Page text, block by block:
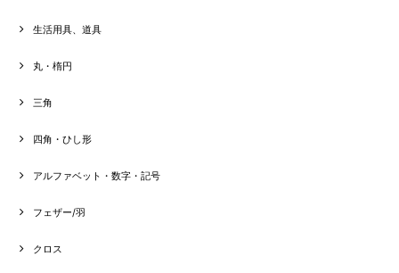
生活用具、道具
丸・楕円
三角
四角・ひし形
アルファベット・数字・記号
フェザー/羽
クロス